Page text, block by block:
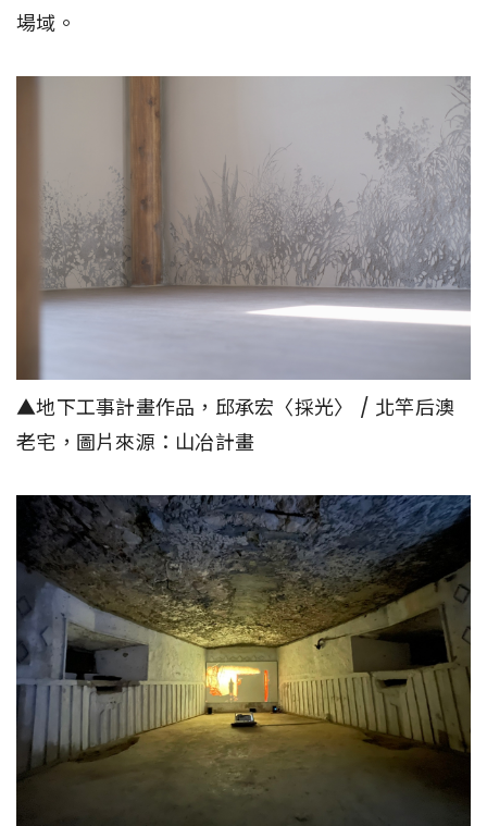
場域。
▲地下工事計畫作品，邱承宏〈採光〉 / 北竿后澳
老宅，圖片來源：山冶計畫